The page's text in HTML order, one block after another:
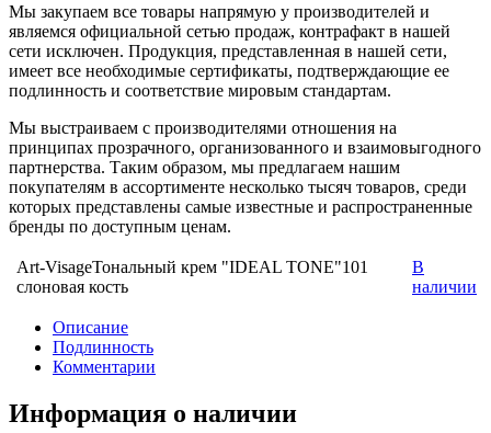
Мы закупаем все товары напрямую у производителей и
являемся официальной сетью продаж, контрафакт в нашей
сети исключен. Продукция, представленная в нашей сети,
имеет все необходимые сертификаты, подтверждающие ее
подлинность и соответствие мировым стандартам.
Мы выстраиваем с производителями отношения на
принципах прозрачного, организованного и взаимовыгодного
партнерства. Таким образом, мы предлагаем нашим
покупателям в ассортименте несколько тысяч товаров, среди
которых представлены самые известные и распространенные
бренды по доступным ценам.
Art-VisageТональный крем "IDEAL TONE"101
слоновая кость
В
наличии
Описание
Подлинность
Комментарии
Информация о наличии